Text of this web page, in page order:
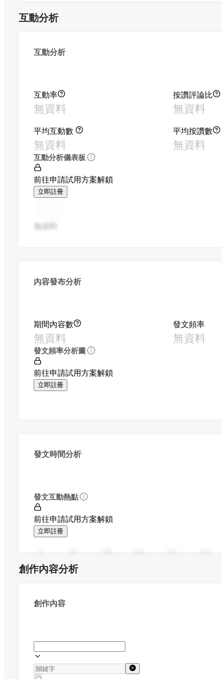
互動分析
互動分析
互動率
無資料
按讚評論比
無資料
平均互動數
無資料
平均按讚數
無資料
互動分析儀表板
前往申請試用方案解鎖
立即註冊
無資料
內容發布分析
期間內容數
無資料
發文頻率
無資料
發文頻率分析圖
前往申請試用方案解鎖
立即註冊
發文時間分析
發文互動熱點
前往申請試用方案解鎖
立即註冊
創作內容分析
創作內容